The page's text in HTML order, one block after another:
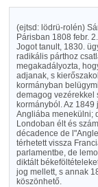
(ejtsd: lödrü-rolén)
Párisban 1808 febr.
Jogot tanult, 1830.
radikális párthoz
megakadályozta,
adjanak, s
kormányban
demagog vezérekkel
kormányból. Az
Angliába menekülni;
Londoban élt és
décadence de
térhetett vissza
parlamentbe, de
diktált
jog mellett, s annak
köszönhető.